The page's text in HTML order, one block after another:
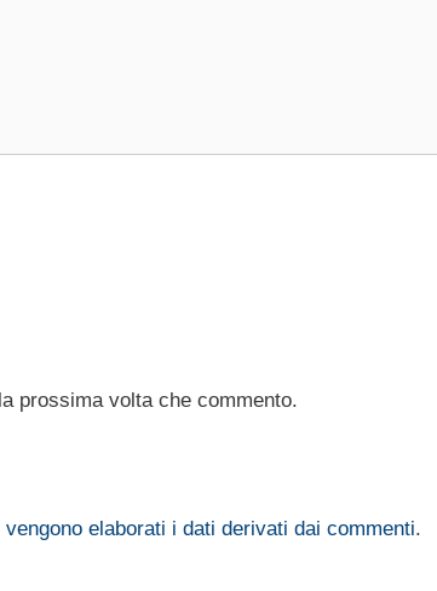
prossima volta che commento.
elaborati i dati derivati dai commenti.